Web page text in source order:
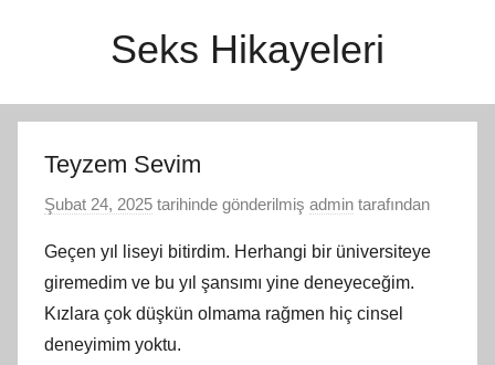
Seks Hikayeleri
Teyzem Sevim
Şubat 24, 2025 tarihinde gönderilmiş admin tarafından
Geçen yıl liseyi bitirdim. Herhangi bir üniversiteye
giremedim ve bu yıl şansımı yine deneyeceğim.
Kızlara çok düşkün olmama rağmen hiç cinsel
deneyimim yoktu.